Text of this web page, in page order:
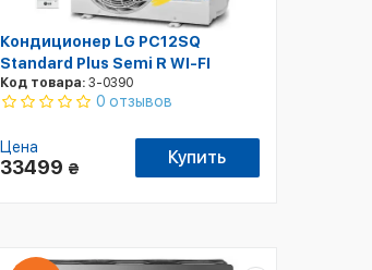
Кондиционер LG PC12SQ
Standard Plus Semi R WI-FI
Код товара:3-0390
0 отзывов
Цена
33499 ₴
Купить